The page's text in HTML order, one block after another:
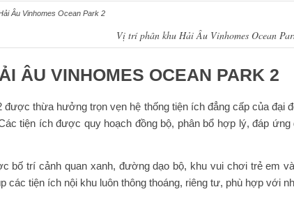
Vị trí phân khu Hải Âu Vinhomes Ocean
ÂU VINHOMES OCEAN PARK 2
thừa hưởng trọn vẹn hệ thống tiện ích đẳng cấp của đại
tiện ích được quy hoạch đồng bộ, phân bổ hợp lý, đáp
bố trí cảnh quan xanh, đường dạo bộ, khu vui chơi trẻ em
các tiện ích nội khu luôn thông thoáng, riêng tư, phù hợp với